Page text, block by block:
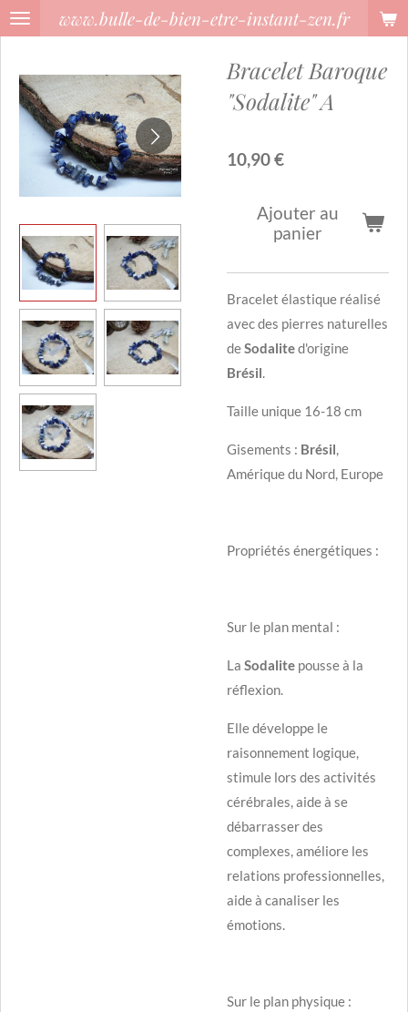
Passer
principal
www.bulle-de-bien-etre-instant-zen.fr
Bracelet Baroque
"Sodalite" A
10,90 €
Ajouter au
panier
Bracelet élastique réalisé
avec des pierres naturelles
deSodalited'origine
Brésil.
Taille unique 16-18 cm
Gisements : Brésil,
Amérique du Nord, Europe
Propriétés énergétiques :
Sur le plan mental :
La Sodalite pousse à la
réflexion.
Elle développe le
raisonnement logique,
stimule lors des activités
cérébrales, aide à se
débarrasser des
complexes, améliore les
relations professionnelles,
aide à canaliser les
émotions.
Sur le plan physique :